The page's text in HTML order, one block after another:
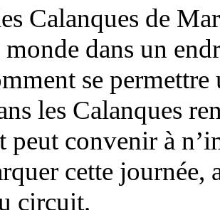
Calanques de
dans un
se permettre
les Calanques
peut convenir à
cette journée,
circuit.